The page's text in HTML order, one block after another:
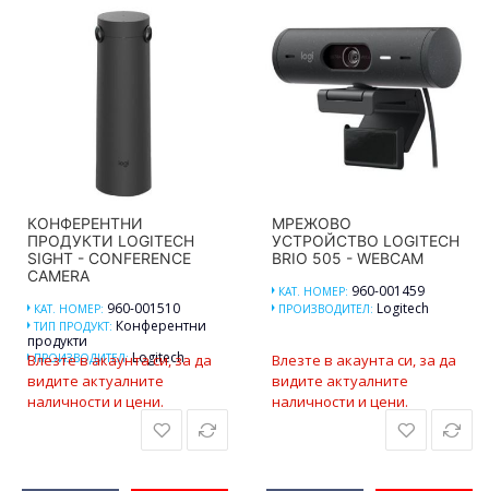
КОНФЕРЕНТНИ
ПРОДУКТИ LOGITECH
SIGHT - CONFERENCE
CAMERA
КАТ. НОМЕР: 960-001510
ТИП ПРОДУКТ: Конферентни
продукти
ПРОИЗВОДИТЕЛ:Logitech
Влезте в акаунта си, за да
видите актуалните
наличности и цени.
МРЕЖОВО
УСТРОЙСТВО LOGITECH
BRIO 505 - WEBCAM
КАТ. НОМЕР: 960-001459
ПРОИЗВОДИТЕЛ: Logitech
Влезте в акаунта си, за да
видите актуалните
наличности и цени.